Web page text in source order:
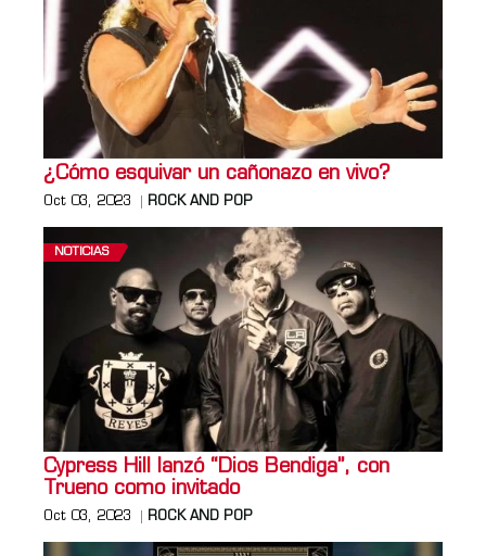
¿Cómo esquivar un cañonazo en vivo?
Oct 03, 2023 ROCK AND POP
NOTICIAS
Cypress Hill lanzó “Dios Bendiga”, con
Trueno como invitado
Oct 03, 2023 ROCK AND POP